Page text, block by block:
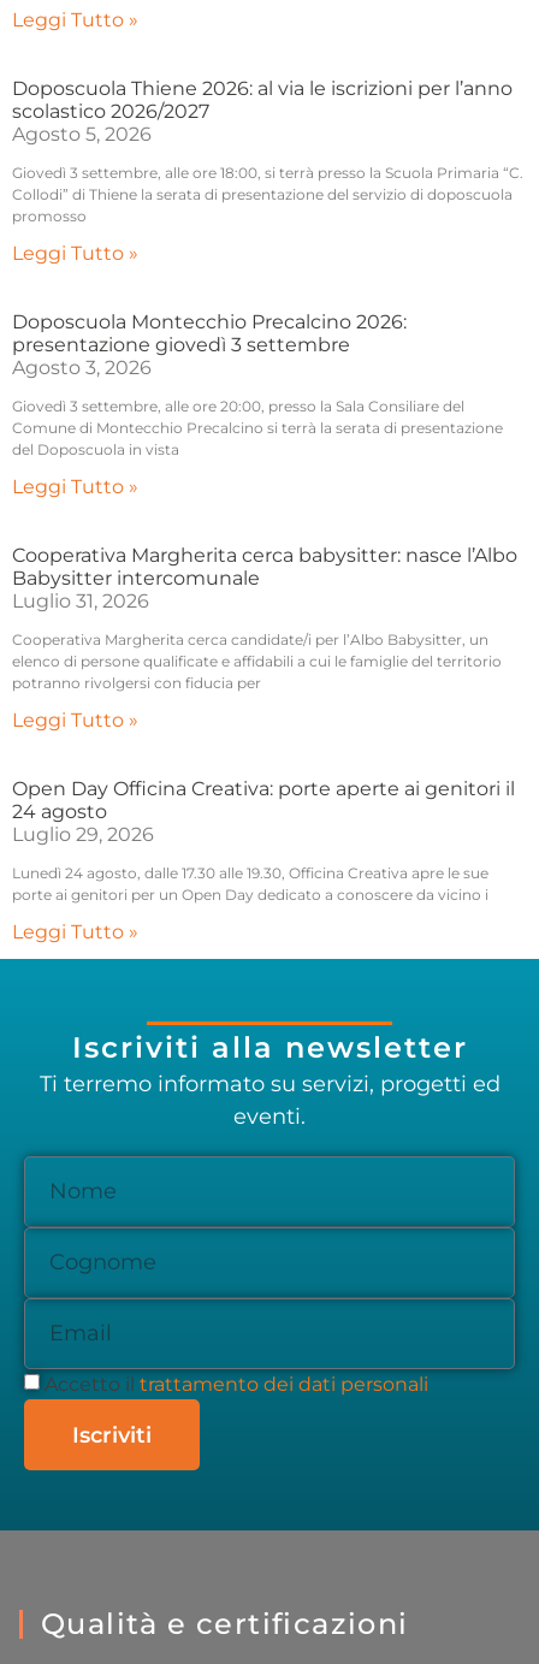
Leggi Tutto »
Doposcuola Thiene 2026: al via le iscrizioni per l’anno
scolastico 2026/2027
Agosto 5, 2026
Giovedì 3 settembre, alle ore 18:00, si terrà presso la Scuola Primaria “C.
Collodi” di Thiene la serata di presentazione del servizio di doposcuola
promosso
Leggi Tutto »
Doposcuola Montecchio Precalcino 2026:
presentazione giovedì 3 settembre
Agosto 3, 2026
Giovedì 3 settembre, alle ore 20:00, presso la Sala Consiliare del
Comune di Montecchio Precalcino si terrà la serata di presentazione
del Doposcuola in vista
Leggi Tutto »
Cooperativa Margherita cerca babysitter: nasce l’Albo
Babysitter intercomunale
Luglio 31, 2026
Cooperativa Margherita cerca candidate/i per l’Albo Babysitter, un
elenco di persone qualificate e affidabili a cui le famiglie del territorio
potranno rivolgersi con fiducia per
Leggi Tutto »
Open Day Officina Creativa: porte aperte ai genitori il
24 agosto
Luglio 29, 2026
Lunedì 24 agosto, dalle 17.30 alle 19.30, Officina Creativa apre le sue
porte ai genitori per un Open Day dedicato a conoscere da vicino i
Leggi Tutto »
Iscriviti alla newsletter
Ti terremo informato su servizi, progetti ed
eventi.
Accetto il trattamento dei dati personali
Iscriviti
Qualità e certificazioni